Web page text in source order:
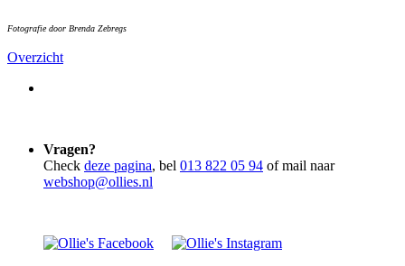
Fotografie door Brenda Zebregs
Overzicht
Vragen?
Check deze pagina, bel 013 822 05 94 of mail naar
webshop@ollies.nl